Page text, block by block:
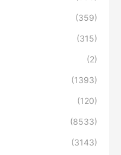
(359)
(315)
(2)
(1393)
(120)
(8533)
(3143)